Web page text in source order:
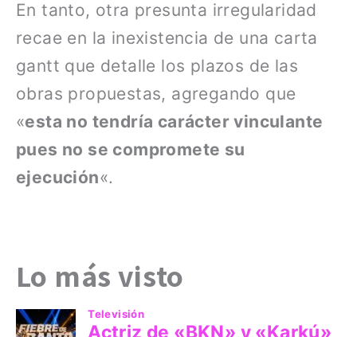
En tanto, otra presunta irregularidad
recae en la inexistencia de una carta
gantt que detalle los plazos de las
obras propuestas, agregando que
«esta no tendría carácter vinculante
pues no se compromete su
ejecución«.
Lo más visto